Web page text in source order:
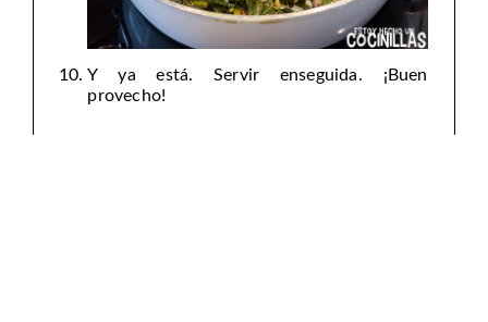
Y ya está. Servir enseguida. ¡Buen
provecho!